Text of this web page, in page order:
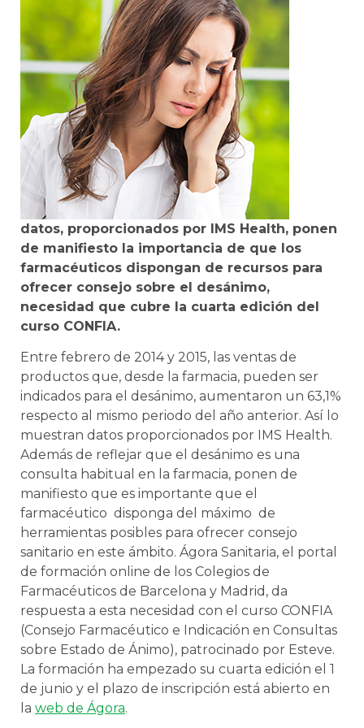
datos, proporcionados por IMS Health, ponen
de manifiesto la importancia de que los
farmacéuticos dispongan de recursos para
ofrecer consejo sobre el desánimo,
necesidad que cubre la cuarta edición del
curso CONFIA.
Entre febrero de 2014 y 2015, las ventas de
productos que, desde la farmacia, pueden ser
indicados para el desánimo, aumentaron un 63,1%
respecto al mismo periodo del año anterior. Así lo
muestran datos proporcionados por IMS Health.
Además de reflejar que el desánimo es una
consulta habitual en la farmacia, ponen de
manifiesto que es importante que el
farmacéutico disponga del máximo de
herramientas posibles para ofrecer consejo
sanitario en este ámbito. Ágora Sanitaria, el portal
de formación online de los Colegios de
Farmacéuticos de Barcelona y Madrid, da
respuesta a esta necesidad con el curso CONFIA
(Consejo Farmacéutico e Indicación en Consultas
sobre Estado de Ánimo), patrocinado por Esteve.
La formación ha empezado su cuarta edición el 1
de junio y el plazo de inscripción está abierto en
la web de Ágora.